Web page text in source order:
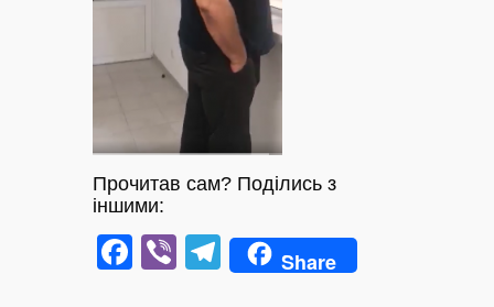
Прочитав сам? Поділись з
іншими:
Facebook
ViberTelegram
Share